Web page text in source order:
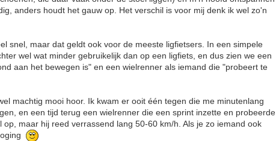
anders houdt het gauw op. Het verschil is voor mij denk ik wel zo'n
snel, maar dat geldt ook voor de meeste ligfietsers. In een simpele
wel wat minder gebruikelijk dan op een ligfiets, en dus zien we een
aan het bewegen is" en een wielrenner als iemand die "probeert te
machtig mooi hoor. Ik kwam er ooit één tegen die me minutenlang
en een tijd terug een wielrenner die een sprint inzette en probeerde
maar hij reed verrassend lang 50-60 km/h. Als je zo iemand ook